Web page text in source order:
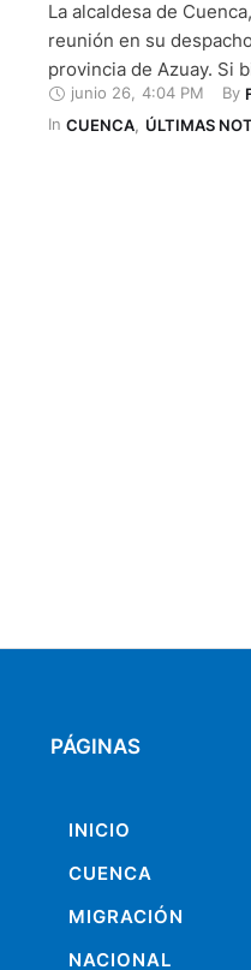
La alcaldesa de
reunión en su
provincia de Azuay. Si
de comunicación,
cuencana los invitó de
junio 26 4:04 PM By
In CUENCA, ÚLTIMAS
PÁGINAS
INICIO
CUENCA
MIGRACIÓN
NACIONAL